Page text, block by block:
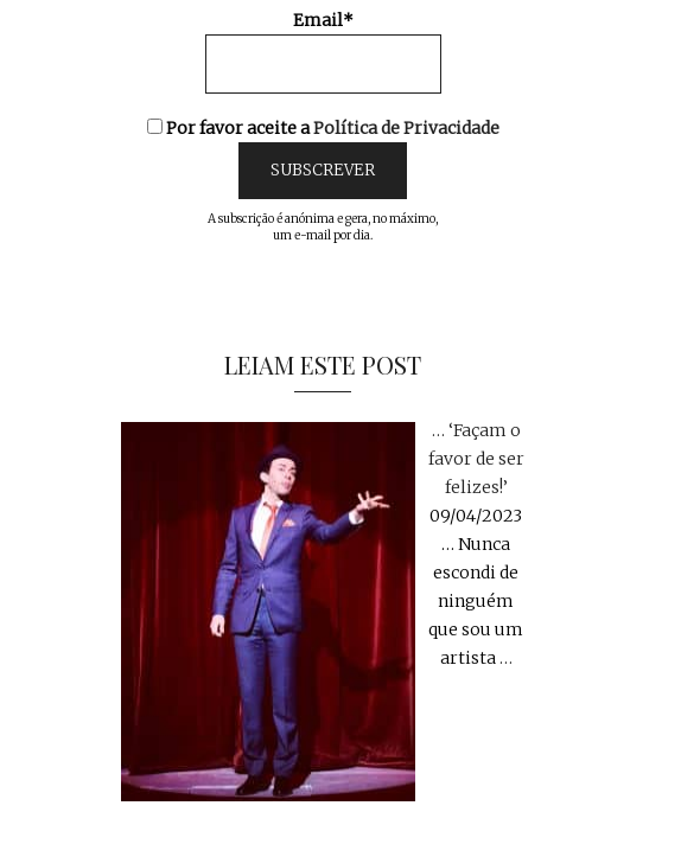
Email*
Por favor aceite aPolítica de Privacidade
A subscrição é anónima e gera, no máximo,
um e-mail por dia.
LEIAM ESTE POST
… ‘Façam o
favor de ser
felizes!’
09/04/2023
… Nunca
escondi de
ninguém
que sou um
artista…